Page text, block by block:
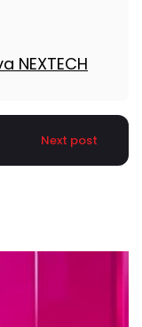
NEXTECH
Next post